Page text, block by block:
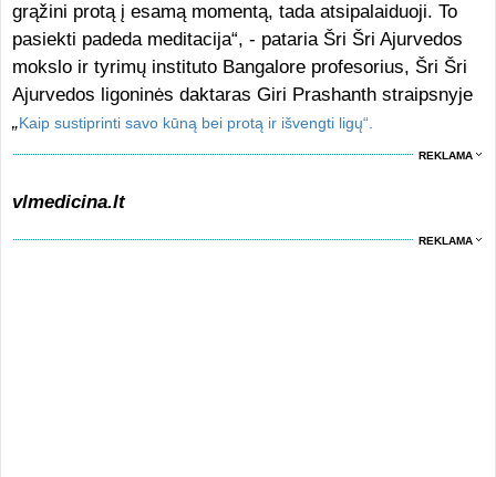
grąžini protą į esamą momentą, tada atsipalaiduoji. To
pasiekti padeda meditacija“, - pataria Šri Šri Ajurvedos
mokslo ir tyrimų instituto Bangalore profesorius, Šri Šri
Ajurvedos ligoninės daktaras Giri Prashanth straipsnyje
„Kaip sustiprinti savo kūną bei protą ir išvengti ligų“.
REKLAMA
vlmedicina.lt
REKLAMA